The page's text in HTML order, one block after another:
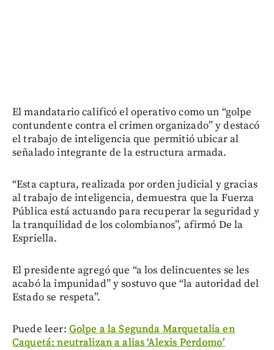
El mandatario calificó el operativo como un “golpe
contundente contra el crimen organizado” y destacó
el trabajo de inteligencia que permitió ubicar al
señalado integrante de la estructura armada.
“Esta captura, realizada por orden judicial y gracias
al trabajo de inteligencia, demuestra que la Fuerza
Pública está actuando para recuperar la seguridad y
la tranquilidad de los colombianos”, afirmó De la
Espriella.
El presidente agregó que “a los delincuentes se les
acabó la impunidad” y sostuvo que “la autoridad del
Estado se respeta”.
Puede leer: Golpe a la Segunda Marquetalia en
Caquetá: neutralizan a alias ‘Alexis Perdomo’